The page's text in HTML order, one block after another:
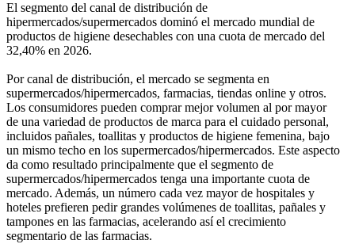
El segmento del canal de distribución de
hipermercados/supermercados dominó el mercado mundial de
productos de higiene desechables con una cuota de mercado del
32,40% en 2026.
Por canal de distribución, el mercado se segmenta en
supermercados/hipermercados, farmacias, tiendas online y otros.
Los consumidores pueden comprar mejor volumen al por mayor
de una variedad de productos de marca para el cuidado personal,
incluidos pañales, toallitas y productos de higiene femenina, bajo
un mismo techo en los supermercados/hipermercados. Este aspecto
da como resultado principalmente que el segmento de
supermercados/hipermercados tenga una importante cuota de
mercado. Además, un número cada vez mayor de hospitales y
hoteles prefieren pedir grandes volúmenes de toallitas, pañales y
tampones en las farmacias, acelerando así el crecimiento
segmentario de las farmacias.